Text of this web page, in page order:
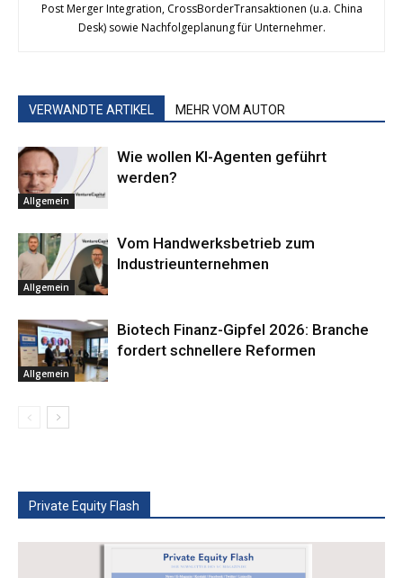
Post Merger Integration, Cross­Border­Transaktionen (u.a. China
Desk) sowie Nachfolgeplanung für Unternehmer.
VERWANDTE ARTIKEL MEHR VOM AUTOR
Allgemein
Wie wollen KI-Agenten geführt
werden?
Allgemein
Vom Handwerksbetrieb zum
Industrieunternehmen
Allgemein
Biotech Finanz-Gipfel 2026: Branche
fordert schnellere Reformen
Private Equity Flash